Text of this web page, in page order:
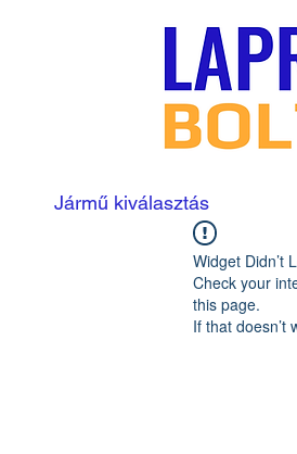
Jármű kiválasztás
Widget Didn’t
Check your
this page.
If that doesn’t